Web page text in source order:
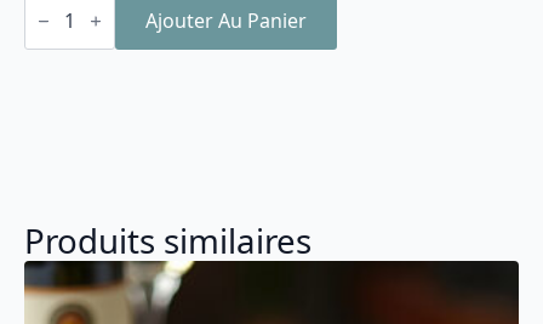
de
de
Ajouter Au Panier
Produits similaires